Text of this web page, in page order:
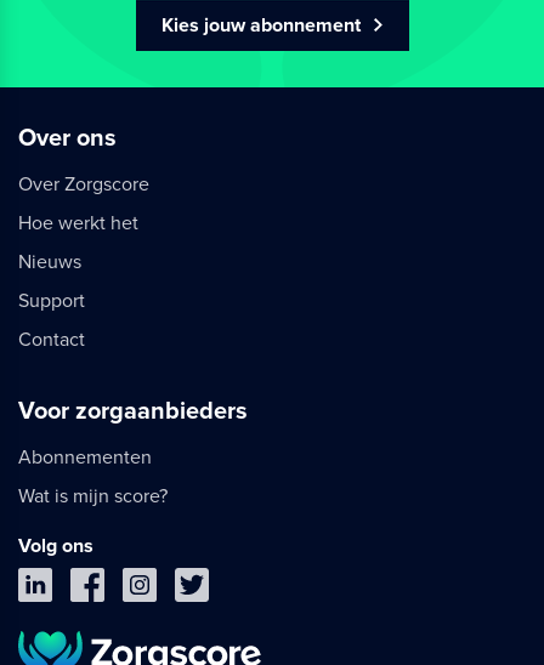
Kies jouw abonnement
Over ons
Over Zorgscore
Hoe werkt het
Nieuws
Support
Contact
Voor zorgaanbieders
Abonnementen
Wat is mijn score?
Volg ons